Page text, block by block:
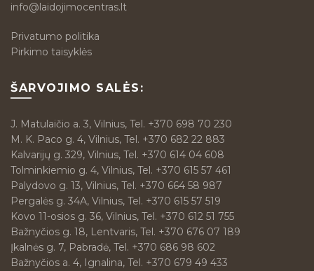
info@laidojimocentras.lt
Privatumo politika
Pirkimo taisyklės
ŠARVOJIMO SALĖS:
J. Matulaičio a. 3, Vilnius, Tel. +370 698 70 230
M. K. Paco g. 4, Vilnius, Tel. +370 682 22 883
Kalvarijų g. 329, Vilnius, Tel. +370 614 04 608
Tolminkiemio g. 4, Vilnius, Tel. +370 615 57 461
Palydovo g. 13, Vilnius, Tel. +370 664 58 987
Pergalės g. 34A, Vilnius, Tel. +370 615 57 519
Kovo 11-osios g. 36, Vilnius, Tel. +370 612 51 755
Bažnyčios g. 18, Lentvaris, Tel. +370 676 07 189
Įkalnės g. 7, Pabradė, Tel. +370 686 98 602
Bažnyčios a. 4, Ignalina, Tel. +370 679 49 433